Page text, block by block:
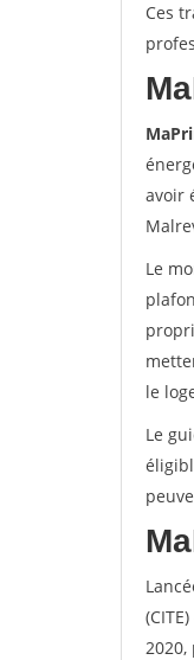
Ces
avoir
Le
le
Le
2020,